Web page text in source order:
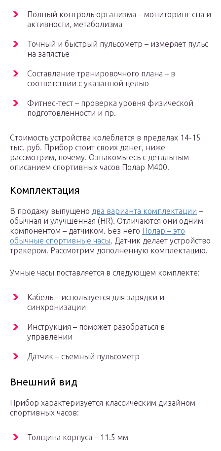
Полный контроль организма – мониторинг сна и
активности, метаболизма
Точный и быстрый пульсометр – измеряет пульс
на запястье
Составление тренировочного плана – в
соответствии с указанной целью
Фитнес-тест – проверка уровня физической
подготовленности и пр.
Стоимость устройства колеблется в пределах 14-15
тыс. руб. Прибор стоит своих денег, ниже
рассмотрим, почему. Ознакомьтесь с детальным
описанием спортивных часов Полар М400.
Комплектация
В продажу выпущено два варианта комплектации –
обычная и улучшенная (HR). Отличаются они одним
компонентом – датчиком. Без него Полар – это
обычные спортивные часы. Датчик делает устройство
трекером. Рассмотрим дополненную комплектацию.
Умные часы поставляется в следующем комплекте:
Кабель – используется для зарядки и
синхронизации
Инструкция – поможет разобраться в
управлении
Датчик – съемный пульсометр
Внешний вид
Прибор характеризуется классическим дизайном
спортивных часов:
Толщина корпуса – 11.5 мм